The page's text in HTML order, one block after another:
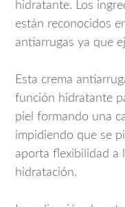
hidratante. Los
están reconocidos
antiarrugas ya que
Esta crema
función hidratante
piel formando una
impidiendo que se
aporta flexibilidad a
hidratación.